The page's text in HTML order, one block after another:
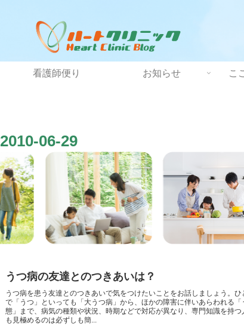
看護師便り お知らせ こ
2010-06-29
うつ病の友達とのつきあいは？
うつ病を患う友達とのつきあいで気をつけたいことをお話しましょう。ひ
で「うつ」といっても「大うつ病」から、ほかの障害に伴いあらわれる「
態」まで、病気の種類や状況、時期などで対応が異なり、専門知識を持つ
も見極めるのは必ずしも簡...